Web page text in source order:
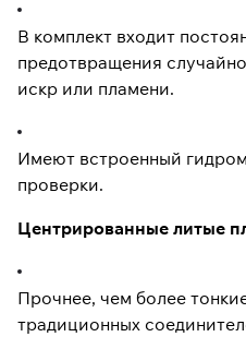
В комплект входит
предотвращения
искр или пламени.
Имеют встроенный
проверки.
Центрированные литые
Прочнее, чем более
традиционных